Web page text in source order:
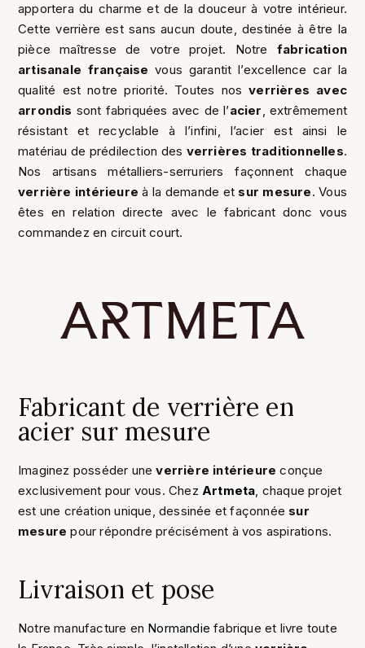
apportera du charme et de la douceur à votre intérieur.
Cette verrière est sans aucun doute, destinée à être la
pièce maîtresse de votre projet. Notre fabrication
artisanale française vous garantit l’excellence car la
qualité est notre priorité. Toutes nos verrières avec
arrondis sont fabriquées avec de l’acier, extrêmement
résistant et recyclable à l’infini, l’acier est ainsi le
matériau de prédilection des verrières traditionnelles.
Nos artisans métalliers-serruriers façonnent chaque
verrière intérieure à la demande et sur mesure. Vous
êtes en relation directe avec le fabricant donc vous
commandez en circuit court.
Fabricant de verrière en
acier sur mesure
Imaginez posséder uneverrière intérieure conçue
exclusivement pour vous. Chez Artmeta , chaque projet
est une création unique, dessinée et façonnée sur
mesure pour répondre précisément à vos aspirations.
Livraison et pose
Notre manufacture en Normandie fabrique et livre toute